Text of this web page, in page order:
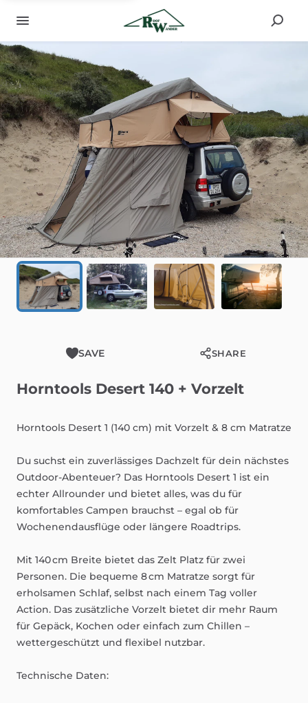
SAVE SHARE
Horntools Desert 140 + Vorzelt
Horntools Desert 1 (140 cm) mit Vorzelt & 8 cm Matratze
Du suchst ein zuverlässiges Dachzelt für dein nächstes
Outdoor-Abenteuer? Das Horntools Desert 1 ist ein
echter Allrounder und bietet alles, was du für
komfortables Campen brauchst – egal ob für
Wochenendausflüge oder längere Roadtrips.
Mit 140cm Breite bietet das Zelt Platz für zwei
Personen. Die bequeme 8cm Matratze sorgt für
erholsamen Schlaf, selbst nach einem Tag voller
Action. Das zusätzliche Vorzelt bietet dir mehr Raum
für Gepäck, Kochen oder einfach zum Chillen –
wettergeschützt und flexibel nutzbar.
Technische Daten: